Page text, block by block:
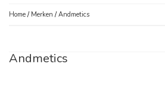
Home / Merken /Andmetics
Andmetics